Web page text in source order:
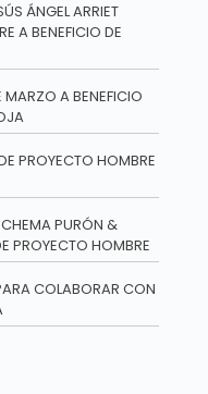
ÁNGEL ARRIET
A BENEFICIO DE
A BENEFICIO
PROYECTO HOMBRE
PURÓN &
PROYECTO HOMBRE
COLABORAR CON